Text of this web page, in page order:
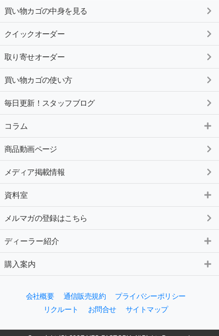
買い物カゴの中身を見る
クイックオーダー
取り寄せオーダー
買い物カゴの使い方
毎日更新！スタッフブログ
コラム
商品動画ページ
メディア掲載情報
資料室
メルマガの登録はこちら
ディーラー紹介
購入案内
会社概要 通信販売規約
プライバシーポリシー
リクルート
お問合せ サイトマップ